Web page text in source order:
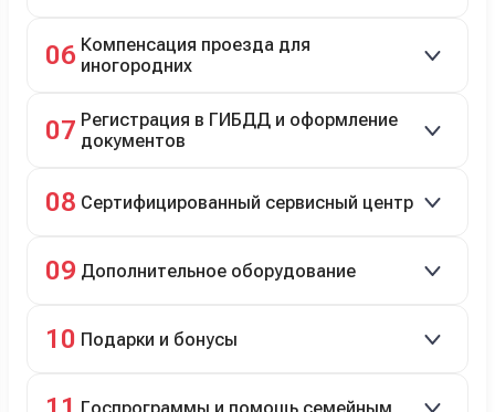
06 Компенсация проезда для
иногородних
07 Регистрация в ГИБДД и оформление
документов
08 Сертифицированный сервисный центр
технический ремонт.
09 Дополнительное оборудование
10 Подарки и бонусы
Госпрограммы и помощь семейным